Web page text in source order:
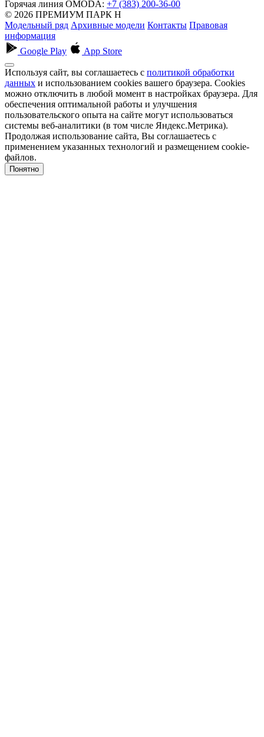
Горячая линия OMODA: +7 (383) 200-36-00
© 2026 ПРЕМИУМ ПАРК Н
Модельный ряд Архивные модели Контакты Правовая
информация
Google Play
App Store
Используя сайт, вы соглашаетесь с политикой обработки
данных и использованием cookies вашего браузера. Cookies
можно отключить в любой момент в настройках браузера. Для
обеспечения оптимальной работы и улучшения
пользовательского опыта на сайте могут использоваться
системы веб-аналитики (в том числе Яндекс.Метрика).
Продолжая использование сайта, Вы соглашаетесь с
применением указанных технологий и размещением cookie-
файлов.
Понятно